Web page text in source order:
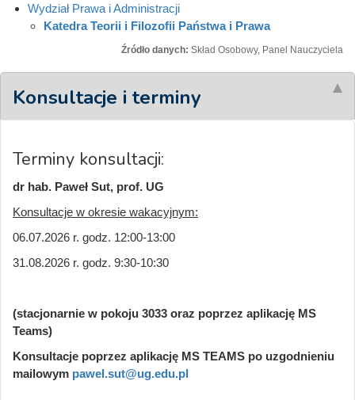
Wydział Prawa i Administracji
Katedra Teorii i Filozofii Państwa i Prawa
Źródło danych: Skład Osobowy, Panel Nauczyciela
Konsultacje i terminy
Terminy konsultacji:
dr hab. Paweł Sut, prof. UG
Konsultacje w okresie wakacyjnym:
06.07.2026 r. godz. 12:00-13:00
31.08.2026 r. godz. 9:30-10:30
(stacjonarnie w pokoju 3033 oraz poprzez aplikację MS
Teams)
Konsultacje poprzez aplikację MS TEAMS po uzgodnieniu
mailowym pawel.sut@ug.edu.pl